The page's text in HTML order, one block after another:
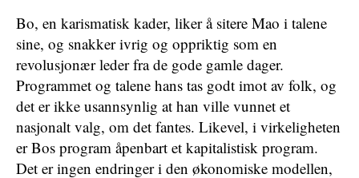
Bo, en karismatisk kader, liker å sitere Mao i talene
sine, og snakker ivrig og oppriktig som en
revolusjonær leder fra de gode gamle dager.
Programmet og talene hans tas godt imot av folk, og
det er ikke usannsynlig at han ville vunnet et
nasjonalt valg, om det fantes. Likevel, i virkeligheten
er Bos program åpenbart et kapitalistisk program.
Det er ingen endringer i den økonomiske modellen,